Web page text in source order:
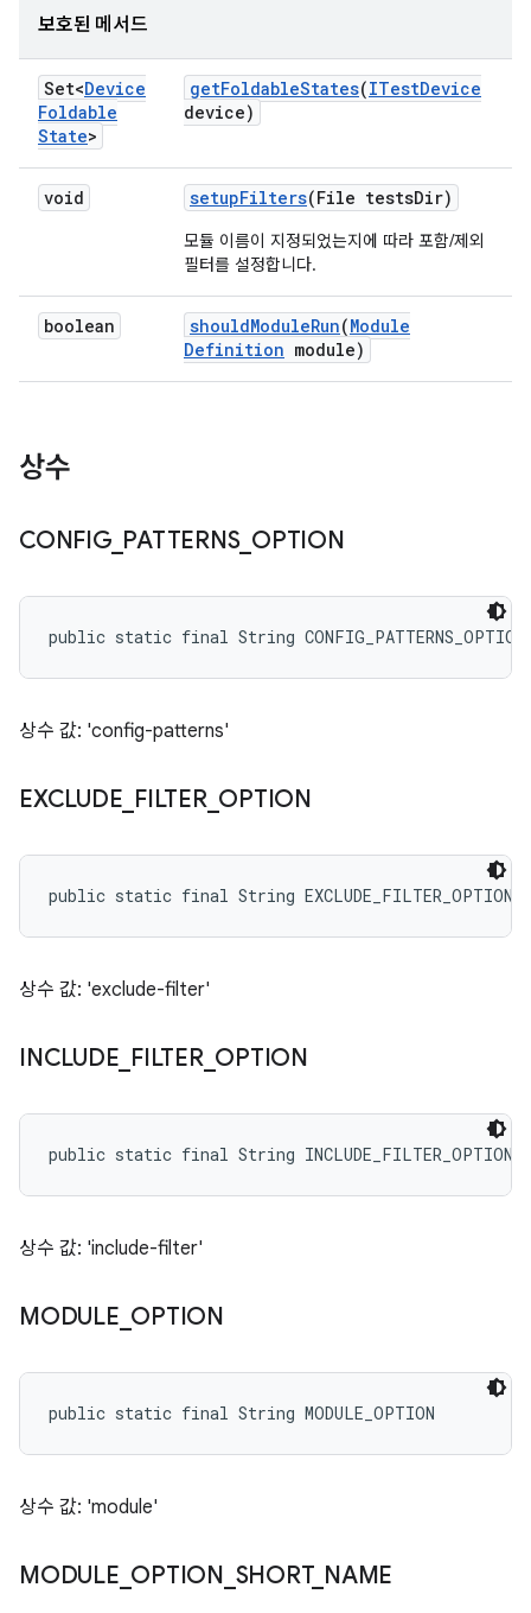
보호된 메서드
Set<Device
Foldable
State>
getFoldableStates(ITestDevice
device)
void setupFilters(File testsDir)
모듈 이름이 지정되었는지에 따라 포함/제외
필터를 설정합니다.
boolean shouldModuleRun(Module
Definition module)
상수
CONFIG_ PATTERNS_ OPTION
public static final String CONFIG_PATTERNS_OPTION
상수 값: 'config-patterns'
EXCLUDE FILTER_ OPTION
public static final String EXCLUDE_FILTER_OPTION
상수 값: 'exclude-filter'
INCLUDE FILTER_ OPTION
public static final String INCLUDE_FILTER_OPTION
상수 값: 'include-filter'
MODULE OPTION
public static final String MODULE_OPTION
상수 값: 'module'
MODULE OPTION SHORT_ NAME